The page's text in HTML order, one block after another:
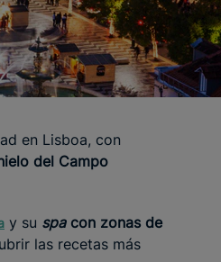
en Lisboa, con
del Campo
y su spacon zonas de
las recetas más